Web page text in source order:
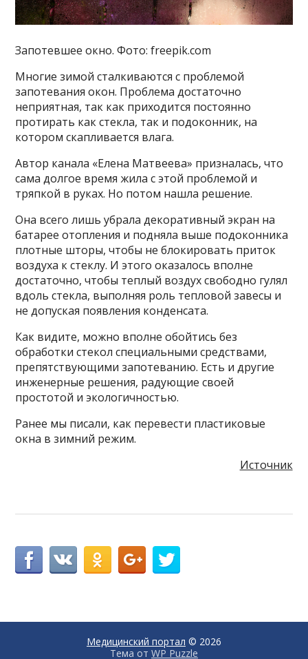
Запотевшее окно. Фото: freepik.com
Многие зимой сталкиваются с проблемой
запотевания окон. Проблема достаточно
неприятная, так как приходится постоянно
протирать как стекла, так и подоконник, на
котором скапливается влага.
Автор канала «Елена Матвеева» призналась, что
сама долгое время жила с этой проблемой и
тряпкой в руках. Но потом нашла решение.
Она всего лишь убрала декоративный экран на
батарее отопления и подняла выше подоконника
плотные шторы, чтобы не блокировать приток
воздуха к стеклу. И этого оказалось вполне
достаточно, чтобы теплый воздух свободно гулял
вдоль стекла, выполняя роль тепловой завесы и
не допуская появления конденсата.
Как видите, можно вполне обойтись без
обработки стекол специальными средствами,
препятствующими запотеванию. Есть и другие
инженерные решения, радующие своей
простотой и экологичностью.
Ранее мы писали, как перевести пластиковые
окна в зимний режим.
Источник
Медицинский портал © 2026
Тема от WP Puzzle